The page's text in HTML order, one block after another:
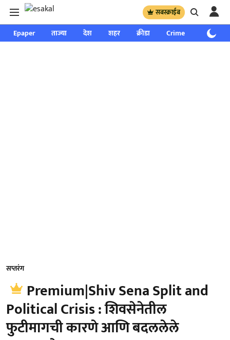
सबस्क्राईब
Epaper ताज्या देश शहर क्रीडा Crime साप्ताहिक
सप्तरंग
Premium|Shiv Sena Split and
Political Crisis : शिवसेनेतील
फुटीमागची कारणे आणि बदललेले